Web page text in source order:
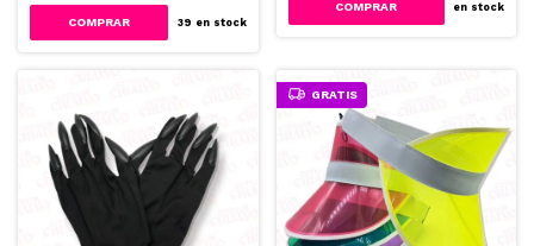
39 en stock
en stock
GRATIS